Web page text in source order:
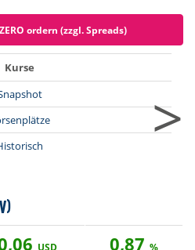
ordern (zzgl. Spreads)
Kurse
>
USD 0,87 %